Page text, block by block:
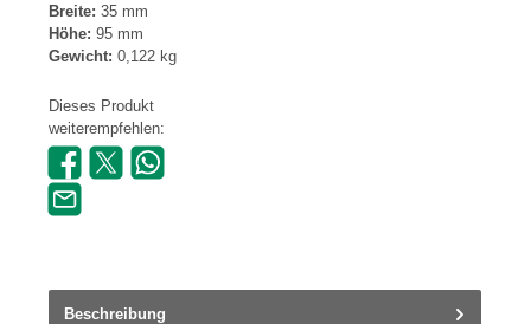
Breite: 35 mm
Höhe: 95 mm
Gewicht: 0,122 kg
Dieses Produkt
weiterempfehlen:
Beschreibung